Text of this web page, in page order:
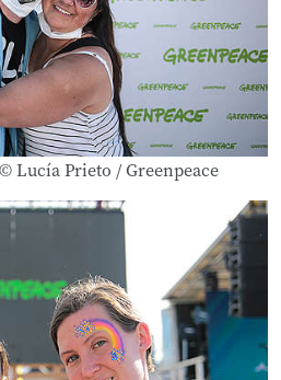
Lucía Prieto / Greenpeace